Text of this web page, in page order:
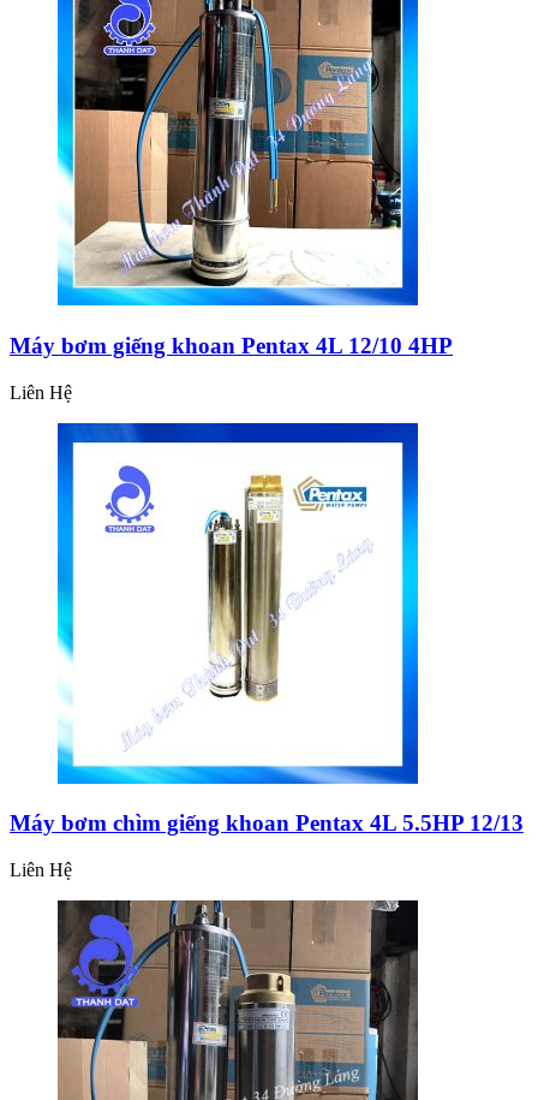
Máy bơm giếng khoan Pentax 4L 12/10 4HP
Liên Hệ
Máy bơm chìm giếng khoan Pentax 4L 5.5HP 12/13
Liên Hệ